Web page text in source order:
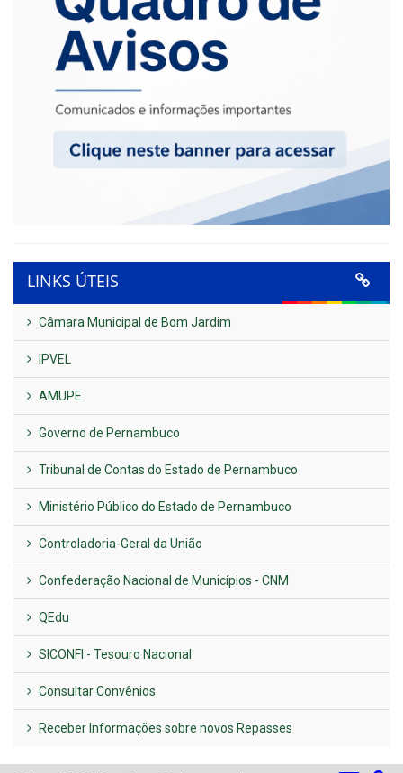
LINKS ÚTEIS
Câmara Municipal de Bom Jardim
IPVEL
AMUPE
Governo de Pernambuco
Tribunal de Contas do Estado de Pernambuco
Ministério Público do Estado de Pernambuco
Controladoria-Geral da União
Confederação Nacional de Municípios - CNM
QEdu
SICONFI - Tesouro Nacional
Consultar Convênios
Receber Informações sobre novos Repasses